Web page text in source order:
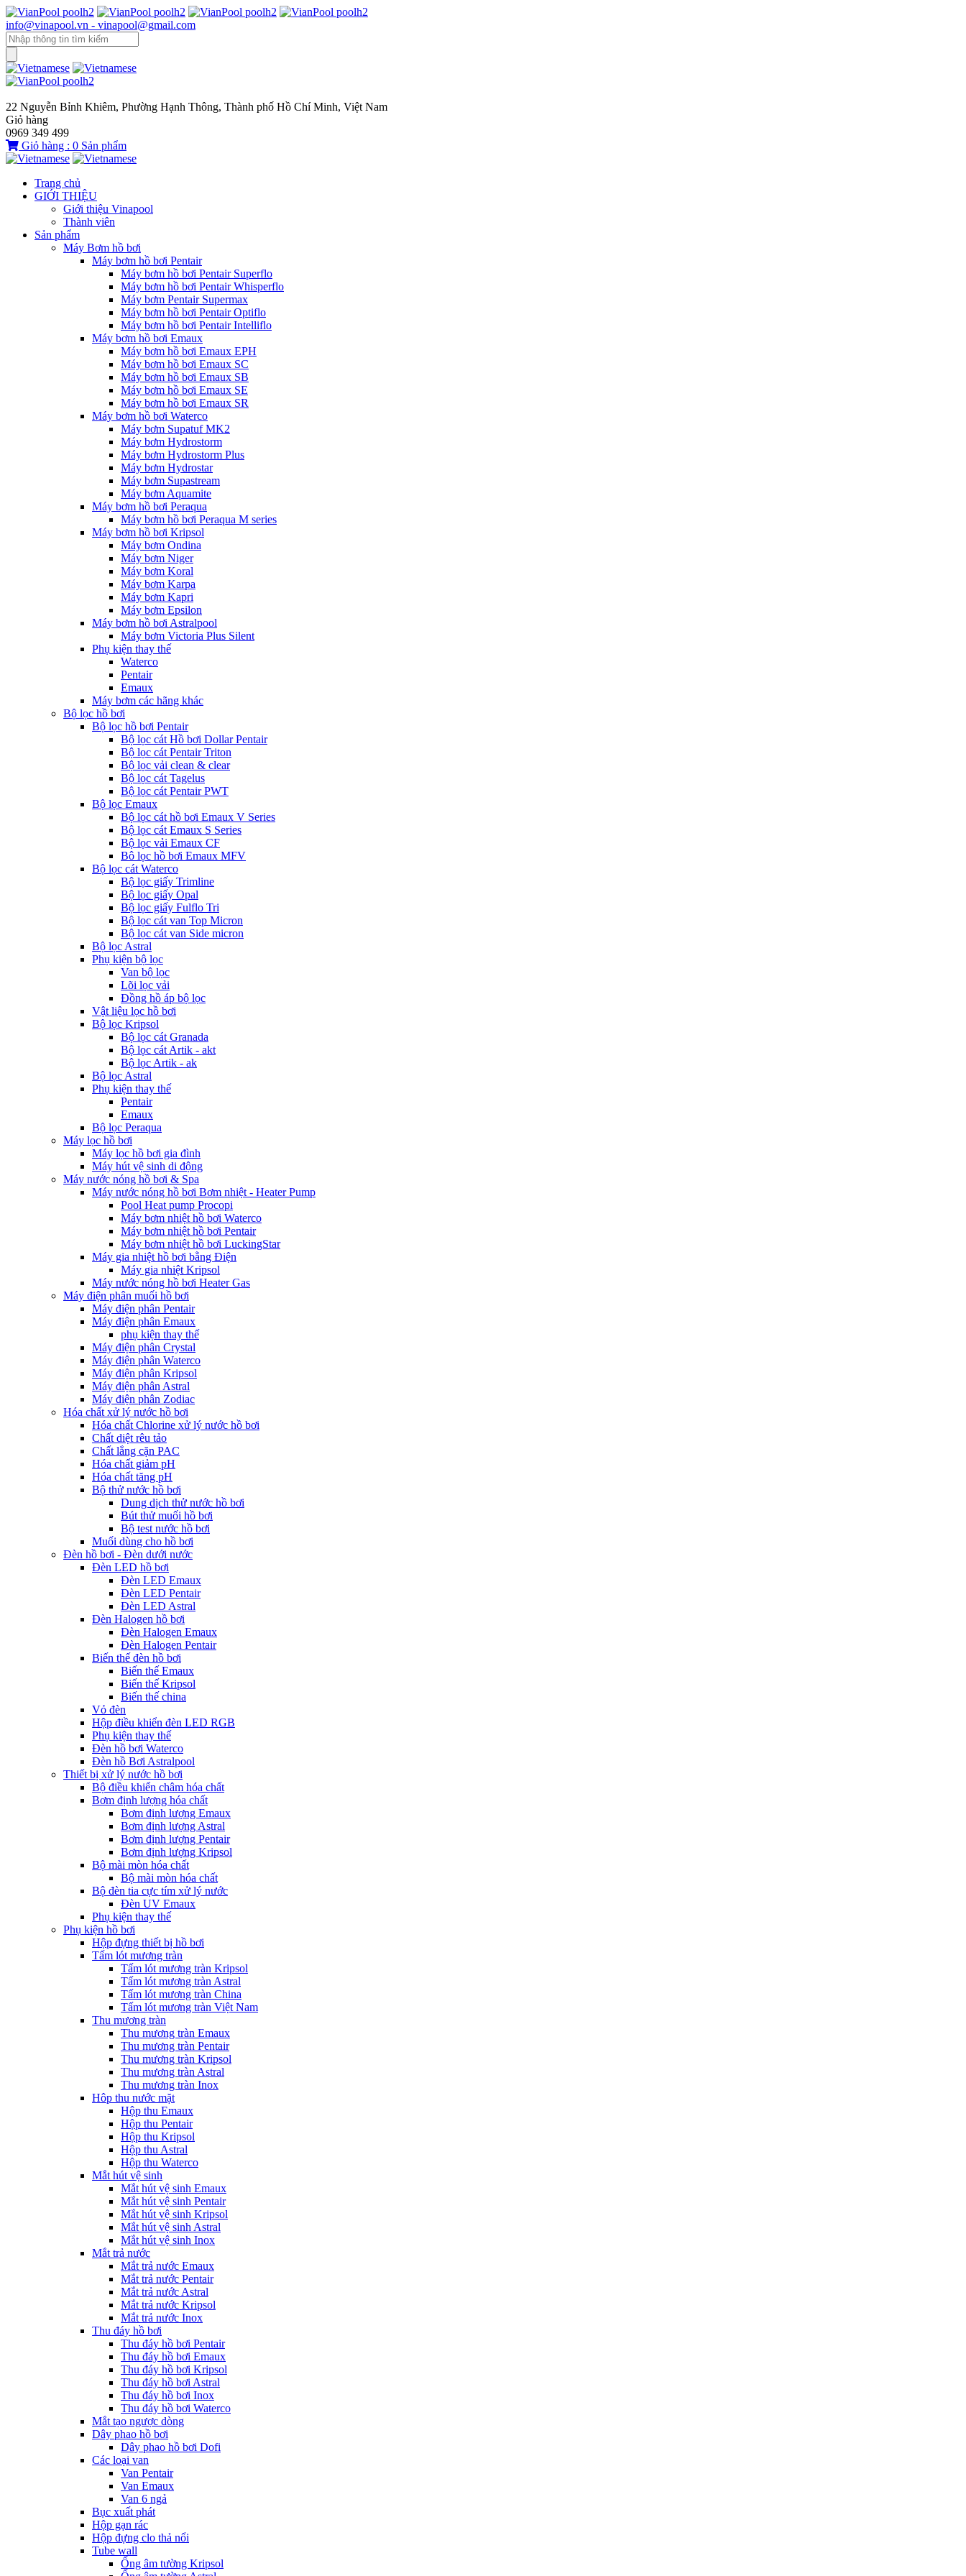
info@vinapool.vn - vinapool@gmail.com
22 Nguyễn Bỉnh Khiêm, Phường Hạnh Thông, Thành phố Hồ Chí Minh, Việt Nam
Giỏ hàng
0969 349 499
Giỏ hàng : 0 Sản phẩm
Trang chủ
GIỚI THIỆU
Giới thiệu Vinapool
Thành viên
Sản phẩm
Máy Bơm hồ bơi
Máy bơm hồ bơi Pentair
Máy bơm hồ bơi Pentair Superflo
Máy bơm hồ bơi Pentair Whisperflo
Máy bơm Pentair Supermax
Máy bơm hồ bơi Pentair Optiflo
Máy bơm hồ bơi Pentair Intelliflo
Máy bơm hồ bơi Emaux
Máy bơm hồ bơi Emaux EPH
Máy bơm hồ bơi Emaux SC
Máy bơm hồ bơi Emaux SB
Máy bơm hồ bơi Emaux SE
Máy bơm hồ bơi Emaux SR
Máy bơm hồ bơi Waterco
Máy bơm Supatuf MK2
Máy bơm Hydrostorm
Máy bơm Hydrostorm Plus
Máy bơm Hydrostar
Máy bơm Supastream
Máy bơm Aquamite
Máy bơm hồ bơi Peraqua
Máy bơm hồ bơi Peraqua M series
Máy bơm hồ bơi Kripsol
Máy bơm Ondina
Máy bơm Niger
Máy bơm Koral
Máy bơm Karpa
Máy bơm Kapri
Máy bơm Epsilon
Máy bơm hồ bơi Astralpool
Máy bơm Victoria Plus Silent
Phụ kiện thay thế
Waterco
Pentair
Emaux
Máy bơm các hãng khác
Bộ lọc hồ bơi
Bộ lọc hồ bơi Pentair
Bộ lọc cát Hồ bơi Dollar Pentair
Bộ lọc cát Pentair Triton
Bộ lọc vải clean & clear
Bộ lọc cát Tagelus
Bộ lọc cát Pentair PWT
Bộ lọc Emaux
Bộ lọc cát hồ bơi Emaux V Series
Bộ lọc cát Emaux S Series
Bộ lọc vải Emaux CF
Bô lọc hồ bơi Emaux MFV
Bộ lọc cát Waterco
Bộ lọc giấy Trimline
Bộ lọc giấy Opal
Bộ lọc giấy Fulflo Tri
Bộ lọc cát van Top Micron
Bộ lọc cát van Side micron
Bộ lọc Astral
Phụ kiện bộ lọc
Van bộ lọc
Lõi lọc vải
Đồng hồ áp bộ lọc
Vật liệu lọc hồ bơi
Bộ lọc Kripsol
Bộ lọc cát Granada
Bộ lọc cát Artik - akt
Bộ lọc Artik - ak
Bộ lọc Astral
Phụ kiện thay thế
Pentair
Emaux
Bộ lọc Peraqua
Máy lọc hồ bơi
Máy lọc hồ bơi gia đình
Máy hút vệ sinh di động
Máy nước nóng hồ bơi & Spa
Máy nước nóng hồ bơi Bơm nhiệt - Heater Pump
Pool Heat pump Procopi
Máy bơm nhiệt hồ bơi Waterco
Máy bơm nhiệt hồ bơi Pentair
Máy bơm nhiệt hồ bơi LuckingStar
Máy gia nhiệt hồ bơi bằng Điện
Máy gia nhiệt Kripsol
Máy nước nóng hồ bơi Heater Gas
Máy điện phân muối hồ bơi
Máy điện phân Pentair
Máy điện phân Emaux
phụ kiện thay thế
Máy điện phân Crystal
Máy điện phân Waterco
Máy điện phân Kripsol
Máy điện phân Astral
Máy điện phân Zodiac
Hóa chất xử lý nước hồ bơi
Hóa chất Chlorine xử lý nước hồ bơi
Chất diệt rêu tảo
Chất lắng cặn PAC
Hóa chất giảm pH
Hóa chất tăng pH
Bộ thử nước hồ bơi
Dung dịch thử nước hồ bơi
Bút thử muối hồ bơi
Bộ test nước hồ bơi
Muối dùng cho hồ bơi
Đèn hồ bơi - Đèn dưới nước
Đèn LED hồ bơi
Đèn LED Emaux
Đèn LED Pentair
Đèn LED Astral
Đèn Halogen hồ bơi
Đèn Halogen Emaux
Đèn Halogen Pentair
Biến thế đèn hồ bơi
Biến thế Emaux
Biến thế Kripsol
Biến thế china
Vỏ đèn
Hộp điều khiển đèn LED RGB
Phụ kiện thay thế
Đèn hồ bơi Waterco
Đèn hồ Bơi Astralpool
Thiết bị xử lý nước hồ bơi
Bộ điều khiển châm hóa chất
Bơm định lượng hóa chất
Bơm định lượng Emaux
Bơm định lượng Astral
Bơm định lượng Pentair
Bơm định lượng Kripsol
Bộ mài mòn hóa chất
Bộ mài mòn hóa chất
Bộ đèn tia cực tím xử lý nước
Đèn UV Emaux
Phụ kiện thay thế
Phụ kiện hồ bơi
Hộp đựng thiết bị hồ bơi
Tấm lót mương tràn
Tấm lót mương tràn Kripsol
Tấm lót mương tràn Astral
Tấm lót mương tràn China
Tấm lót mương tràn Việt Nam
Thu mương tràn
Thu mương tràn Emaux
Thu mương tràn Pentair
Thu mương tràn Kripsol
Thu mương tràn Astral
Thu mương tràn Inox
Hôp thu nước mặt
Hộp thu Emaux
Hộp thu Pentair
Hộp thu Kripsol
Hộp thu Astral
Hộp thu Waterco
Mắt hút vệ sinh
Mắt hút vệ sinh Emaux
Mắt hút vệ sinh Pentair
Mắt hút vệ sinh Kripsol
Mắt hút vệ sinh Astral
Mắt hút vệ sinh Inox
Mắt trả nước
Mắt trả nước Emaux
Mắt trả nước Pentair
Mắt trả nước Astral
Mắt trả nước Kripsol
Mắt trả nước Inox
Thu đáy hồ bơi
Thu đáy hồ bơi Pentair
Thu đáy hồ bơi Emaux
Thu đáy hồ bơi Kripsol
Thu đáy hồ bơi Astral
Thu đáy hồ bơi Inox
Thu đáy hồ bơi Waterco
Mắt tạo ngược dòng
Dây phao hồ bơi
Dây phao hồ bơi Dofi
Các loại van
Van Pentair
Van Emaux
Van 6 ngả
Bục xuất phát
Hộp gạn rác
Hộp đựng clo thả nổi
Tube wall
Ống âm tường Kripsol